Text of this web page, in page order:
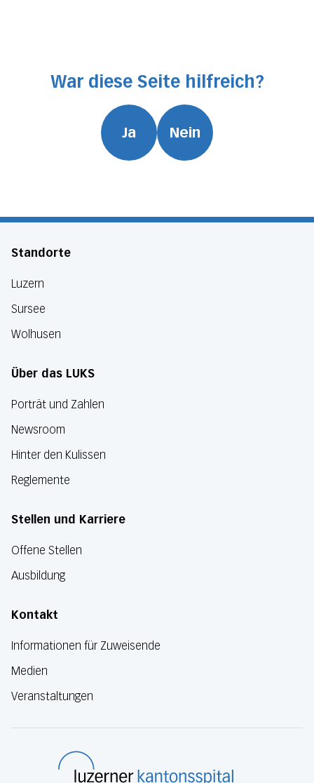
War diese Seite hilfreich?
Ja Nein
Standorte
Luzern
Sursee
Wolhusen
Über das LUKS
Porträt und Zahlen
Newsroom
Hinter den Kulissen
Reglemente
Stellen und Karriere
Offene Stellen
Ausbildung
Kontakt
Informationen für Zuweisende
Medien
Veranstaltungen